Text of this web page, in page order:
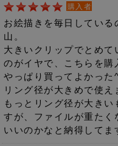
購入者
お絵描きを毎日してい
山。
大きいクリップでとめて
のがイヤで、こちらを購
やっぱり買ってよかった
リング径が大きめで使え
もっとリング径が大き
すが、ファイルが重た
いいのかなと納得してま